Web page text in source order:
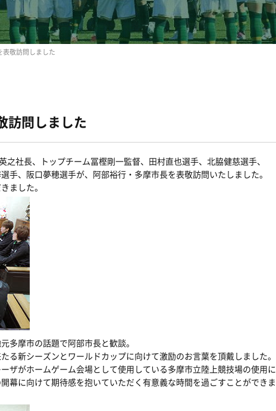
表敬訪問しました
訪問しました
社長、トップチーム冨樫剛一監督、田村直也選手、北脇健慈選手、
手、阪口夢穂選手が、阿部裕行・多摩市長を表敬訪問いたしました。
ました。
多摩市の話題で阿部市長と歓談。
る新シーズンとワールドカップに向けて激励のお言葉を頂戴しました。
ザがホームゲーム会場として使用している多摩市立陸上競技場の使用に
幕に向けて期待感を抱いていただく有意義な時間を過ごすことができま